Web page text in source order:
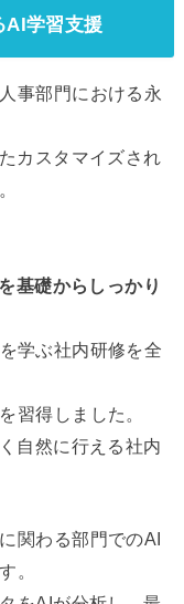
AI学習支援
事部門における永
カスタマイズされ
基礎からしっかり
を学ぶ社内研修を全
習得しました。
自然に行える社内
関わる部門でのAI
。